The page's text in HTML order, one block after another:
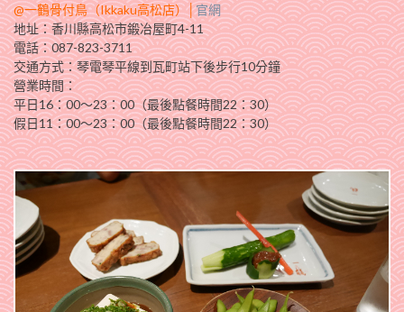
@一鶴骨付鳥（Ikkaku高松店）│官網
地址：香川縣高松市鍛冶屋町4-11
電話：087-823-3711
交通方式：琴電琴平線到瓦町站下後步行10分鐘
營業時間：
平日16：00～23：00（最後點餐時間22：30）
假日11：00～23：00（最後點餐時間22：30）